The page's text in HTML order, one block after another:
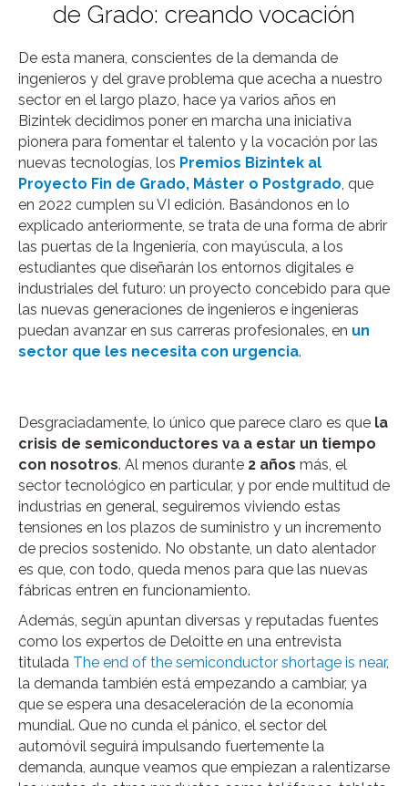
de Grado: creando vocación
De esta manera, conscientes de la demanda de
ingenieros y del grave problema que acecha a nuestro
sector en el largo plazo, hace ya varios años en
Bizintek decidimos poner en marcha una iniciativa
pionera para fomentar el talento y la vocación por las
nuevas tecnologías, los Premios Bizintek al
Proyecto Fin de Grado, Máster o Postgrado, que
en 2022 cumplen su VI edición. Basándonos en lo
explicado anteriormente, se trata de una forma de abrir
las puertas de la Ingeniería, con mayúscula, a los
estudiantes que diseñarán los entornos digitales e
industriales del futuro: un proyecto concebido para que
las nuevas generaciones de ingenieros e ingenieras
puedan avanzar en sus carreras profesionales, en un
sector que les necesita con urgencia.
Desgraciadamente, lo único que parece claro es que la
crisis de semiconductores va a estar un tiempo
con nosotros. Al menos durante 2 años más, el
sector tecnológico en particular, y por ende multitud de
industrias en general, seguiremos viviendo estas
tensiones en los plazos de suministro y un incremento
de precios sostenido. No obstante, un dato alentador
es que, con todo, queda menos para que las nuevas
fábricas entren en funcionamiento.
Además, según apuntan diversas y reputadas fuentes
como los expertos de Deloitte en una entrevista
titulada The end of the semiconductor shortage is near,
la demanda también está empezando a cambiar, ya
que se espera una desaceleración de la economía
mundial. Que no cunda el pánico, el sector del
automóvil seguirá impulsando fuertemente la
demanda, aunque veamos que empiezan a ralentizarse